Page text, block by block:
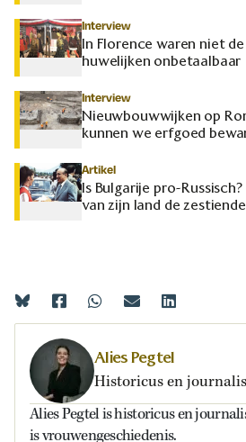
Interview
In Florence waren niet
huwelijken onbetaalbaar
Interview
Nieuwbouwwijken op
kunnen we erfgoed
Artikel
Is Bulgarije pro-
van zijn land de
Alies Pegtel
Historicus en
Alies Pegtel is historicus en
is vrouwengeschiedenis.